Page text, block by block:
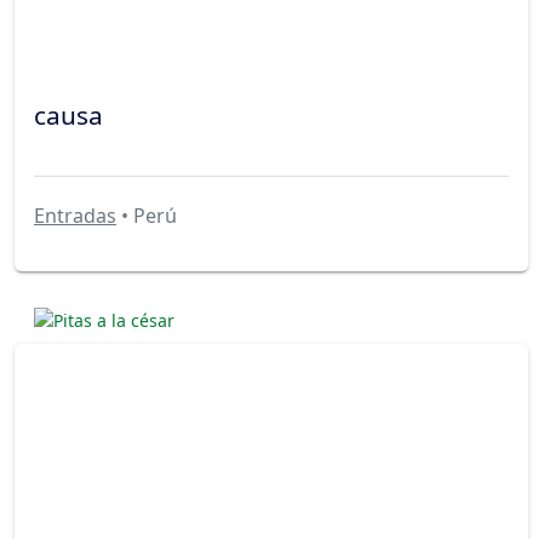
causa
Entradas • Perú